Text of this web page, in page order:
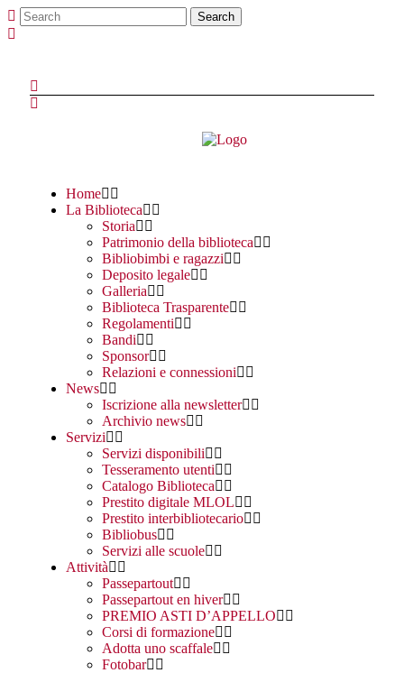
Home
La Biblioteca
Storia
Patrimonio della biblioteca
Bibliobimbi e ragazzi
Deposito legale
Galleria
Biblioteca Trasparente
Regolamenti
Bandi
Sponsor
Relazioni e connessioni
News
Iscrizione alla newsletter
Archivio news
Servizi
Servizi disponibili
Tesseramento utenti
Catalogo Biblioteca
Prestito digitale MLOL
Prestito interbibliotecario
Bibliobus
Servizi alle scuole
Attività
Passepartout
Passepartout en hiver
PREMIO ASTI D’APPELLO
Corsi di formazione
Adotta uno scaffale
Fotobar